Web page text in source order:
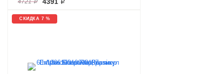
ДЕРЕВО БЕЖЕВОЕ МАТОВЫЙ
4721 ₽
СКИДКА 7 %